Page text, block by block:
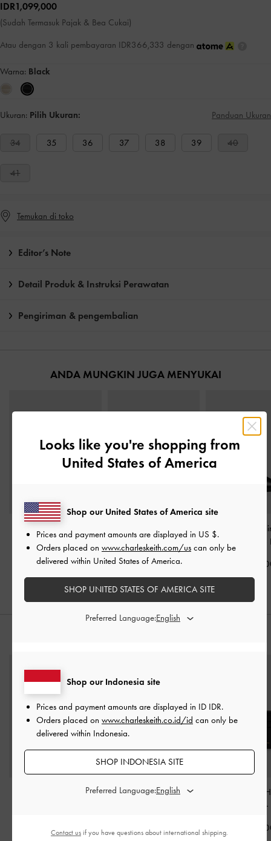
IDR1,099,000
(Sudah Termasuk Pajak & Bea Cukai)
Atau dengan 3 kali pembayaran IDR366,333 dengan
Warna: Black
Ukuran: Pilih Ukuran: Panduan Ukuran
34 35 36 37 38 39 40
41
Temukan di toko
Editor’s Note
Detail Produk & Instruksi Perawatan
Pengiriman & pengembalian
ANDA MUNGKIN JUGA MENYUKAI
Sepatu Pumps Blade-
Heel Pointed-Toe Patent
Cut-Out Leather
Black
IDR1,499,000
Sepatu Pumps Slingback
Printed-Strap Tayari
Leather-Black
IDR1,399,000
Sepatu Pumps
Pointed Kerra
Tas Bucket Flont-Flap
IDR1,499,000
Tas Hobo Charlot-Black
Dompet Card
-
Looks like you're shopping from
United States of America
Shop our Indonesia site
Prices and payment amounts are displayed in ID IDR.
Orders placed on www.charleskeith.co.id/id can only be
delivered within Indonesia.
SHOP INDONESIA SITE
Preferred Language:
Shop our United States of America site
Prices and payment amounts are displayed in US $.
Orders placed on www.charleskeith.com/us can only be
delivered within United States of America.
SHOP UNITED STATES OF AMERICA SITE
Preferred Language:
Contact us if you have questions about international shipping.